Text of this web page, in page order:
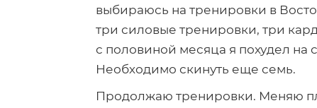
выбираюсь на тренировки в
три силовые тренировки, три
с половиной месяца я похудел на
Необходимо скинуть еще семь.
Продолжаю тренировки. Меняю